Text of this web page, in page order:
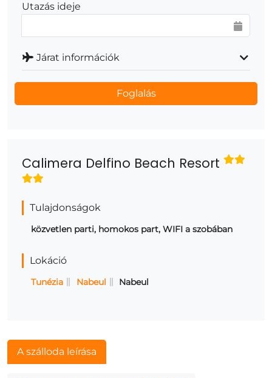
Calimera Delfino Beach Resort
Tulajdonságok
közvetlen parti, homokos part, WIFI a szobában
Lokáció
Tunézia Nabeul Nabeul
A szálloda leírása
Utazás ideje
Járat információk